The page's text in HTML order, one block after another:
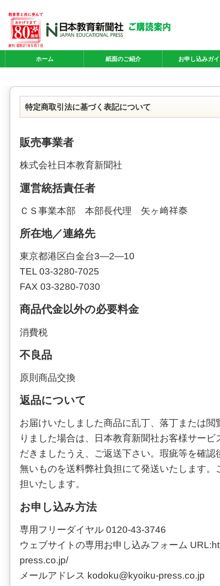
ホーム 紙面のご紹介 お申し込みガ
特定商取引法に基づく表記について
販売事業者
株式会社日本教育新聞社
運営統括責任者
ＣＳ事業本部 本部長代理 矢ヶ﨑祥泰
所在地／連絡先
東京都港区白金台3―2―10
TEL 03-3280-7025
FAX 03-3280-7030
商品代金以外の必要料金
消費税
不良品
原則商品交換
返品について
お届けいたしました商品に乱丁、落丁または閲
りました場合は、日本教育新聞社お客様サー
だきましたうえ、ご返送下さい。瑕疵等を確認
無いものを送料弊社負担にて発送いたします。
担いたします。
お申し込み方法
専用フリーダイヤル 0120-43-3746
ウェブサイトの専用お申し込みフォーム
press.co.jp/
メールアドレス kodoku@kyoiku-press.co.jp